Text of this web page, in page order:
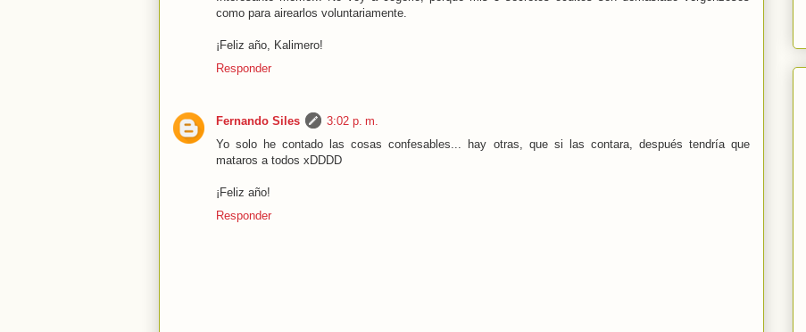
como para airearlos voluntariamente.
¡Feliz año, Kalimero!
Responder
Fernando Siles
3:02 p. m.
Yo solo he contado las cosas confesables... hay otras, que si las contara, después tendría que
mataros a todos xDDDD
¡Feliz año!
Responder